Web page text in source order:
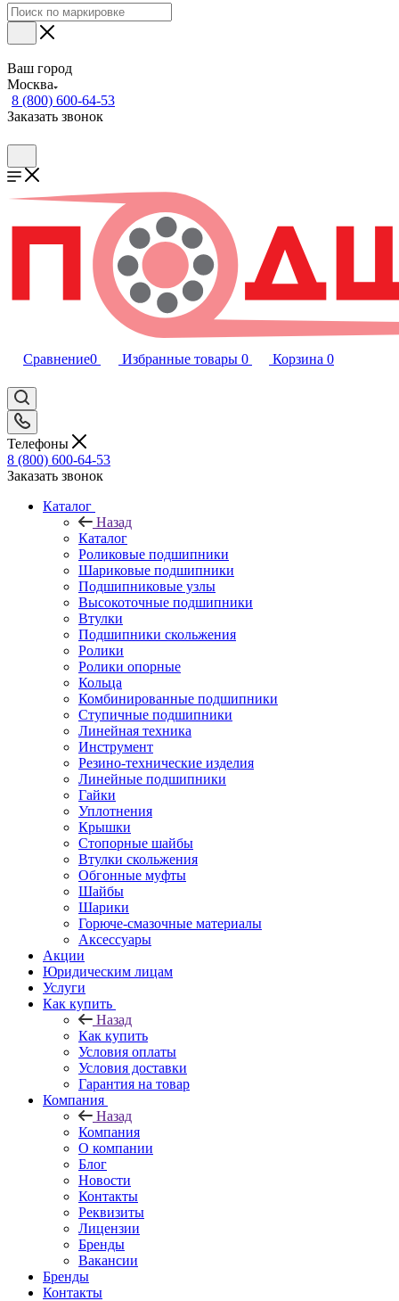
Ваш город
Москва
8 (800) 600-64-53
Заказать звонок
Сравнение0 Избранные товары 0 Корзина 0
Телефоны
8 (800) 600-64-53
Заказать звонок
Каталог
Назад
Каталог
Роликовые подшипники
Шариковые подшипники
Подшипниковые узлы
Высокоточные подшипники
Втулки
Подшипники скольжения
Ролики
Ролики опорные
Кольца
Комбинированные подшипники
Ступичные подшипники
Линейная техника
Инструмент
Резино-технические изделия
Линейные подшипники
Гайки
Уплотнения
Крышки
Стопорные шайбы
Втулки скольжения
Обгонные муфты
Шайбы
Шарики
Горюче-смазочные материалы
Аксессуары
Акции
Юридическим лицам
Услуги
Как купить
Назад
Как купить
Условия оплаты
Условия доставки
Гарантия на товар
Компания
Назад
Компания
О компании
Блог
Новости
Контакты
Реквизиты
Лицензии
Бренды
Вакансии
Бренды
Контакты